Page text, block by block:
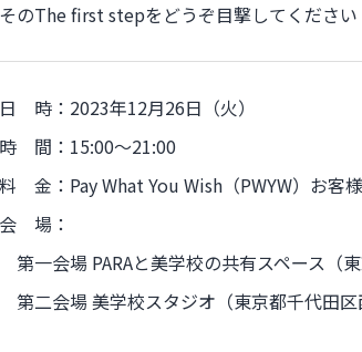
そのThe first stepをどうぞ目撃してください
日 時：2023年12月26日（火）
時 間：15:00〜21:00
料 金：Pay What You Wish（PWYW）お客
会 場：
第一会場 PARAと美学校の共有スペース（
第二会場 美学校スタジオ（東京都千代田